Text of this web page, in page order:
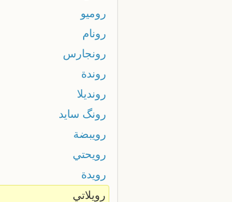
روميو
رونام
رونجارس
روندة
رونديلا
رونگ سايد
رويبضة
رويحتي
رويدة
رويلاتي